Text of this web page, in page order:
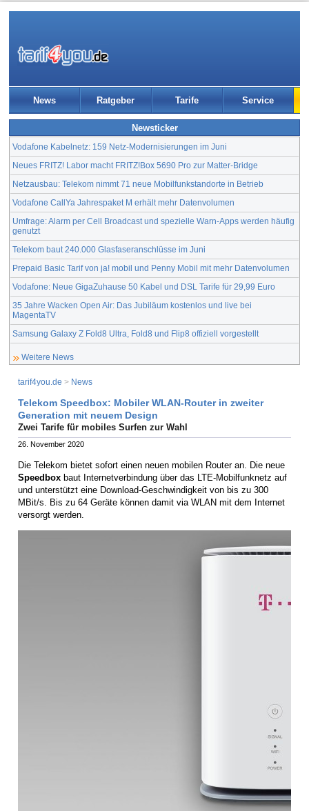
News Ratgeber Tarife Service
Newsticker
Vodafone Kabelnetz: 159 Netz-Modernisierungen im Juni
Neues FRITZ! Labor macht FRITZ!Box 5690 Pro zur Matter-Bridge
Netzausbau: Telekom nimmt 71 neue Mobilfunkstandorte in Betrieb
Vodafone CallYa Jahrespaket M erhält mehr Datenvolumen
Umfrage: Alarm per Cell Broadcast und spezielle Warn-Apps werden häufig
genutzt
Telekom baut 240.000 Glasfaseranschlüsse im Juni
Prepaid Basic Tarif von ja! mobil und Penny Mobil mit mehr Datenvolumen
Vodafone: Neue GigaZuhause 50 Kabel und DSL Tarife für 29,99 Euro
35 Jahre Wacken Open Air: Das Jubiläum kostenlos und live bei
MagentaTV
Samsung Galaxy Z Fold8 Ultra, Fold8 und Flip8 offiziell vorgestellt
Weitere News
tarif4you.de > News
Telekom Speedbox: Mobiler WLAN-Router in zweiter
Generation mit neuem Design
Zwei Tarife für mobiles Surfen zur Wahl
26. November 2020
Die Telekom bietet sofort einen neuen mobilen Router an. Die neue
Speedbox baut Internetverbindung über das LTE-Mobilfunknetz auf
und unterstützt eine Download-Geschwindigkeit von bis zu 300
MBit/s. Bis zu 64 Geräte können damit via WLAN mit dem Internet
versorgt werden.